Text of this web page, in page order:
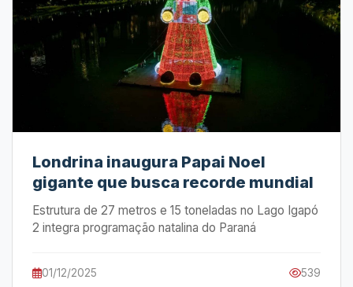
Londrina inaugura Papai Noel
gigante que busca recorde mundial
Estrutura de 27 metros e 15 toneladas no Lago Igapó
2 integra programação natalina do Paraná
01/12/2025 539